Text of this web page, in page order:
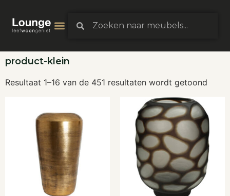
product-klein
Resultaat 1–16 van de 451 resultaten wordt getoond